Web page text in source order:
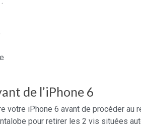
de l’iPhone 6
votre iPhone 6 avant de procéder au
pour retirer les 2 vis situées